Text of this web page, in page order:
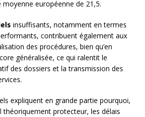
européenne de 21,5.
insuffisants, notamment en termes
contribuent également aux
des procédures, bien qu’en
généralisée, ce qui ralentit le
des dossiers et la transmission des
expliquent en grande partie pourquoi,
théoriquement protecteur, les délais